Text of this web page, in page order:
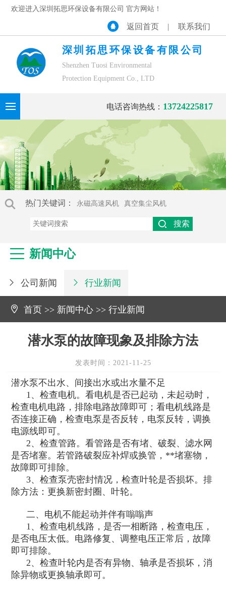
欢迎进入深圳拓思环保设备有限公司 官方网站！
联系我们
|
返回首页
深圳拓思环保设备有限公司
Shenzhen Tuosi Environmental
Protection Equipment Co., LTD
电话咨询热线： 13724225817
热门关键词： 永磁高速风机 真空集尘风机
真空鲁氏（罗茨）鼓风机
台湾鲁氏（罗茨）鼓风机
 新闻中心
 公司新闻  行业新闻
 首页 >> 新闻中心 >>行业新闻
潜水泵的故障现象及排除方法
发表时间：2021-11-25
潜水泵不出水、间接出水或出水量不足
1、检查电机。看电机是否已起动，未起动时，
检查电机电路，排除电路故障即可；看电机线路是
否连接正确，检查电泵是否反转，电泵反转，调换
电源线即可。
2、检查管路。看管路是否有堵、破裂、滤水网
是否堵塞。若管路破裂应补焊或换管，**堵塞物，
故障即可排除。
3、检查泵壳密封情况，检查叶轮是否损坏。排
除方法：更换新密封圈、叶轮。
二、电机不能起动并伴有嗡嗡声
1、检查电机线路，是否一相断路，检查电压，
是否电压太低。电路修复、调整电压正常后，故障
即可排除。
2、检查叶轮内是否有异物、轴承是否损坏，消
除异物或更换轴承即可。